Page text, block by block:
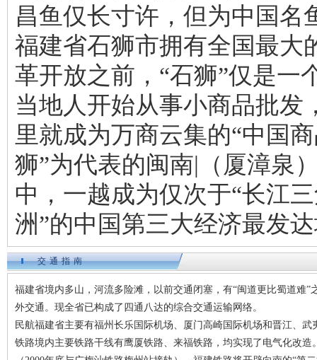
昌鱼仅长寸许，但为中国名
福建省石狮市拥有全国最大
革开放之前，“石狮”仅是一
当地人开始从事小商品批发
里就成为万商云集的“中国
狮”为代表的闽南|（厦漳泉
中，一越成为仅次于“长江
洲”的中国第三大经济最发
交通指南
福建省境内多山，河流多险滩，以前交通闭塞，有“闽道更比蜀道难
外交通。现全省已构成了四通八达的综合交通运输网络。
民航福建省主要有福州长乐国际机场、厦门高崎国际机场和晋江、武
铁路境内主要铁路干线有鹰厦铁路、来福铁路，均实现了电气化改